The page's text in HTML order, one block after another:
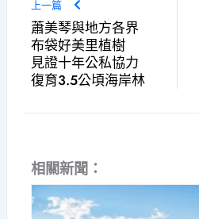
上一篇
蕭美琴與地方各界
布袋好美里植樹
見證十年公私協力
復育3.5公頃海岸林
相關新聞：